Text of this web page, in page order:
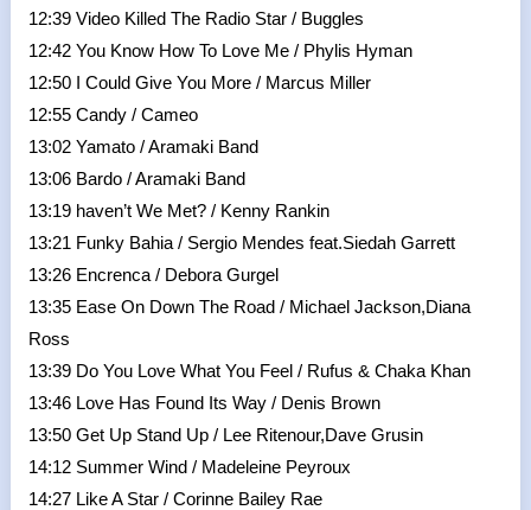
12:39 Video Killed The Radio Star / Buggles
12:42 You Know How To Love Me / Phylis Hyman
12:50 I Could Give You More / Marcus Miller
12:55 Candy / Cameo
13:02 Yamato / Aramaki Band
13:06 Bardo / Aramaki Band
13:19 haven’t We Met? / Kenny Rankin
13:21 Funky Bahia / Sergio Mendes feat.Siedah Garrett
13:26 Encrenca / Debora Gurgel
13:35 Ease On Down The Road / Michael Jackson,Diana
Ross
13:39 Do You Love What You Feel / Rufus & Chaka Khan
13:46 Love Has Found Its Way / Denis Brown
13:50 Get Up Stand Up / Lee Ritenour,Dave Grusin
14:12 Summer Wind / Madeleine Peyroux
14:27 Like A Star / Corinne Bailey Rae